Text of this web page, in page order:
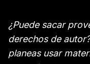
¿Puede sacar
derechos de
planeas usar